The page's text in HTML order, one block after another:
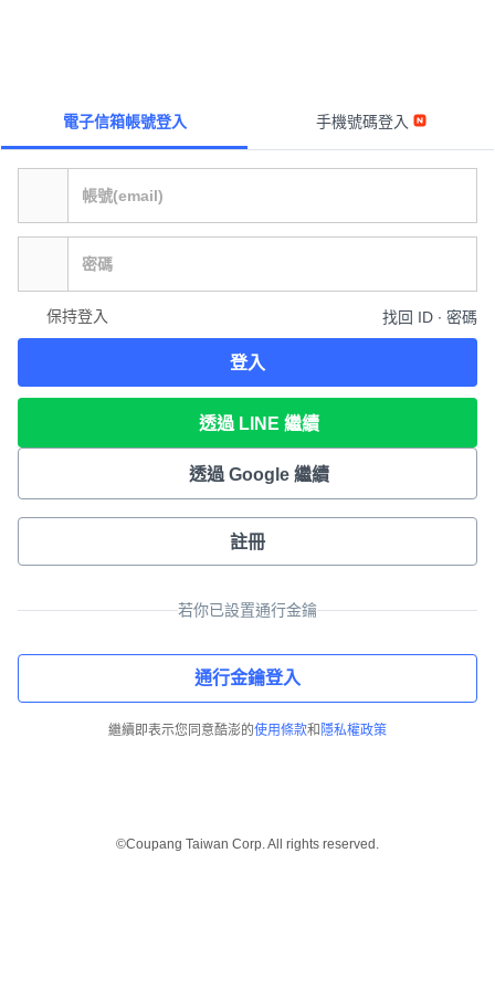
電子信箱帳號登入 手機號碼登入
保持登入 找回 ID ∙ 密碼
登入
透過 LINE 繼續
透過 Google 繼續
註冊
若你已設置通行金鑰
通行金鑰登入
繼續即表示您同意酷澎的使用條款和 隱私權政策
©Coupang Taiwan Corp. All rights reserved.